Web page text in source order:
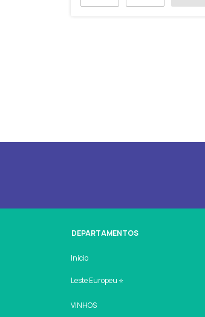
DEPARTAMENTOS
Inicio
Leste Europeu ⭐
VINHOS